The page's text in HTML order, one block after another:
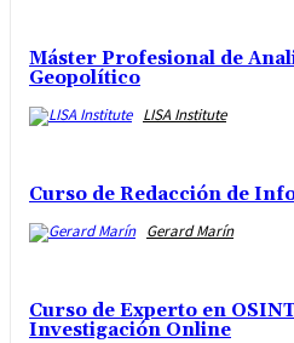
Máster Profesional de
Geopolítico
LISA Institute
Curso de Redacción de
Gerard Marín
Curso de Experto en
Investigación Online